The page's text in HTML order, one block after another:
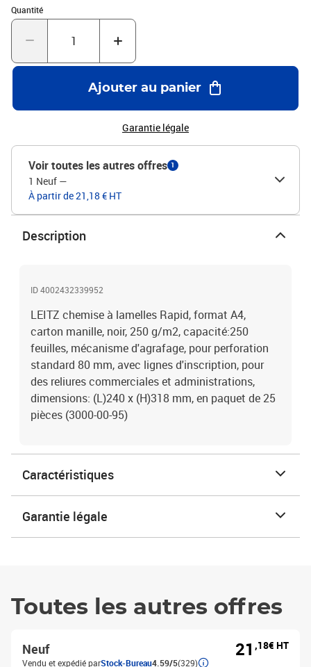
Quantité
Quantité : 1
Ajouter au panier
Garantie légale
Voir toutes les autres offres 1
1 Neuf —
À partir de 21,18 € HT
Description
ID 4002432339952
LEITZ chemise à lamelles Rapid, format A4,
carton manille, noir, 250 g/m2, capacité:250
feuilles, mécanisme d'agrafage, pour perforation
standard 80 mm, avec lignes d'inscription, pour
des reliures commerciales et administrations,
dimensions: (L)240 x (H)318 mm, en paquet de 25
pièces (3000-00-95)
Caractéristiques
Garantie légale
Toutes les autres offres
Neuf
Vendu et expédié parStock-Bureau4.59/5(329)
21 ,18€ HT